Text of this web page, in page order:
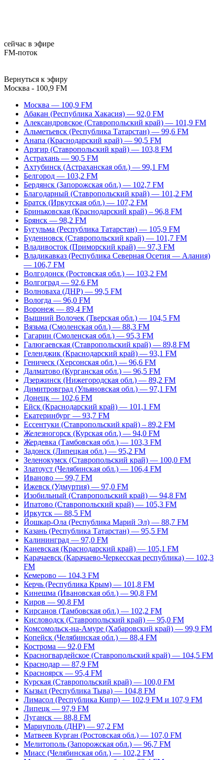
сейчас в эфире
FM-поток
Вернуться к эфиру
Москва - 100,9 FM
Москва — 100,9 FM
Абакан (Республика Хакасия) — 92,0 FM
Александровское (Ставропольский край) — 101,9 FM
Альметьевск (Республика Татарстан) — 99,6 FM
Анапа (Краснодарский край) — 90,5 FM
Арзгир (Ставропольский край) — 103,8 FM
Астрахань — 90,5 FM
Ахтубинск (Астраханская обл.) — 99,1 FM
Белгород — 103,2 FM
Бердянск (Запорожская обл.) — 102,7 FM
Благодарный (Ставропольский край) — 101,2 FM
Братск (Иркутская обл.) — 107,2 FM
Бриньковская (Краснодарский край) – 96,8 FM
Брянск — 98,2 FM
Бугульма (Республика Татарстан) — 105,9 FM
Буденновск (Ставропольский край) — 101,7 FM
Владивосток (Приморский край) — 97,3 FM
Владикавказ (Республика Северная Осетия — Алания)
— 106,7 FM
Волгодонск (Ростовская обл.) — 103,2 FM
Волгоград — 92,6 FM
Волноваха (ДНР) — 99,5 FM
Вологда — 96,0 FM
Воронеж — 89,4 FM
Вышний Волочек (Тверская обл.) — 104,5 FM
Вязьма (Смоленская обл.) — 88,3 FM
Гагарин (Смоленская обл.) — 95,3 FM
Галюгаевская (Ставропольский край) — 89,8 FM
Геленджик (Краснодарский край) — 93,1 FM
Геническ (Херсонская обл.) — 96,6 FM
Далматово (Курганская обл.) — 96,5 FM
Дзержинск (Нижегородская обл.) — 89,2 FM
Димитровград (Ульяновская обл.) — 97,1 FM
Донецк — 102,6 FM
Ейск (Краснодарский край) — 101,1 FM
Екатеринбург — 93,7 FM
Ессентуки (Ставропольский край) – 89,2 FM
Железногорск (Курская обл.) — 94,0 FM
Жердевка (Тамбовская обл.) — 103,3 FM
Задонск (Липецкая обл.) — 95,2 FM
Зеленокумск (Ставропольский край) — 100,0 FM
Златоуст (Челябинская обл.) — 106,4 FM
Иваново — 99,7 FM
Ижевск (Удмуртия) — 97,0 FM
Изобильный (Ставропольский край) — 94,8 FM
Ипатово (Ставропольский край) — 105,3 FM
Иркутск — 88,5 FM
Йошкар-Ола (Республика Марий Эл) — 88,7 FM
Казань (Республика Татарстан) — 95,5 FM
Калининград — 97,0 FM
Каневская (Краснодарский край) — 105,1 FM
Карачаевск (Карачаево-Черкесская республика) — 102,3
FM
Кемерово — 104,3 FM
Керчь (Республика Крым) — 101,8 FM
Кинешма (Ивановская обл.) — 90,8 FM
Киров — 90,8 FM
Кирсанов (Тамбовская обл.) — 102,2 FM
Кисловодск (Ставропольский край) — 95,0 FM
Комсомольск-на-Амуре (Хабаровский край) — 99,9 FM
Копейск (Челябинская обл.) — 88,4 FM
Кострома — 92,0 FM
Красногвардейское (Ставропольский край) — 104,5 FM
Краснодар — 87,9 FM
Красноярск — 95,4 FM
Курская (Ставропольский край) — 100,0 FM
Кызыл (Республика Тыва) — 104,8 FM
Лимасол (Республика Кипр) — 102,9 FM и 107,9 FM
Липецк — 97,9 FM
Луганск — 88,8 FM
Мариуполь (ДНР) — 97,2 FM
Матвеев Курган (Ростовская обл.) — 107,0 FM
Мелитополь (Запорожская обл.) — 96,7 FM
Миасс (Челябинская обл.) — 102,2 FM